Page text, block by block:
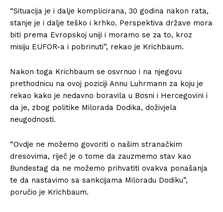
“Situacija je i dalje komplicirana, 30 godina nakon rata,
stanje je i dalje teško i krhko. Perspektiva države mora
biti prema Evropskoj uniji i moramo se za to, kroz
misiju EUFOR-a i pobrinuti”, rekao je Krichbaum.
Nakon toga Krichbaum se osvrnuo i na njegovu
prethodnicu na ovoj poziciji Annu Luhrmann za koju je
rekao kako je nedavno boravila u Bosni i Hercegovini i
da je, zbog politike Milorada Dodika, doživjela
neugodnosti.
“Ovdje ne možemo govoriti o našim stranačkim
dresovima, riječ je o tome da zauzmemo stav kao
Bundestag da ne možemo prihvatiti ovakva ponašanja
te da nastavimo sa sankcijama Miloradu Dodiku”,
poručio je Krichbaum.